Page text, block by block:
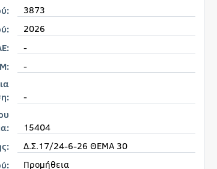
3873
2026
-
-
-
15404
Δ.Σ.17/24-6-26 ΘΕΜΑ 30
Προμήθεια